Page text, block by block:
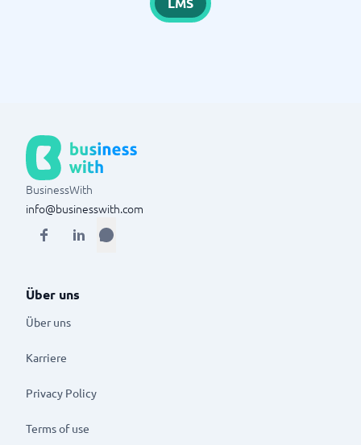
BusinessWith
info@businesswith.com
Über uns
Über uns
Karriere
Privacy Policy
Terms of use